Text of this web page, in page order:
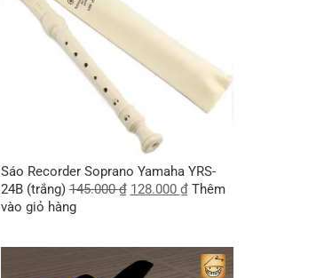
Sáo Recorder Soprano Yamaha YRS-
24B (trắng) 145.000₫ 128.000 ₫ Thêm
vào giỏ hàng